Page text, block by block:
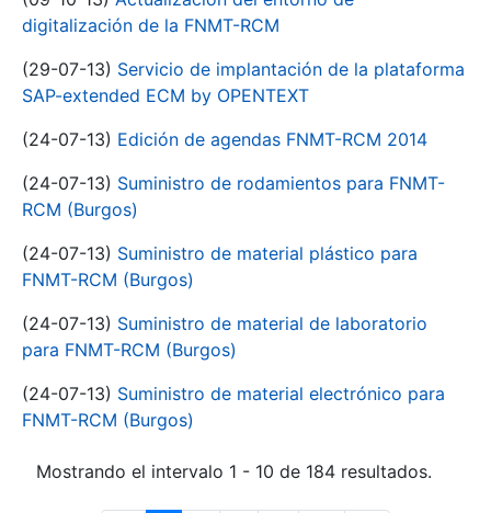
digitalización de la FNMT-RCM
(29-07-13) Servicio de implantación de la plataforma
SAP-extended ECM by OPENTEXT
(24-07-13) Edición de agendas FNMT-RCM 2014
(24-07-13) Suministro de rodamientos para FNMT-
RCM (Burgos)
(24-07-13) Suministro de material plástico para
FNMT-RCM (Burgos)
(24-07-13) Suministro de material de laboratorio
para FNMT-RCM (Burgos)
(24-07-13) Suministro de material electrónico para
FNMT-RCM (Burgos)
Mostrando el intervalo 1 - 10 de 184 resultados.